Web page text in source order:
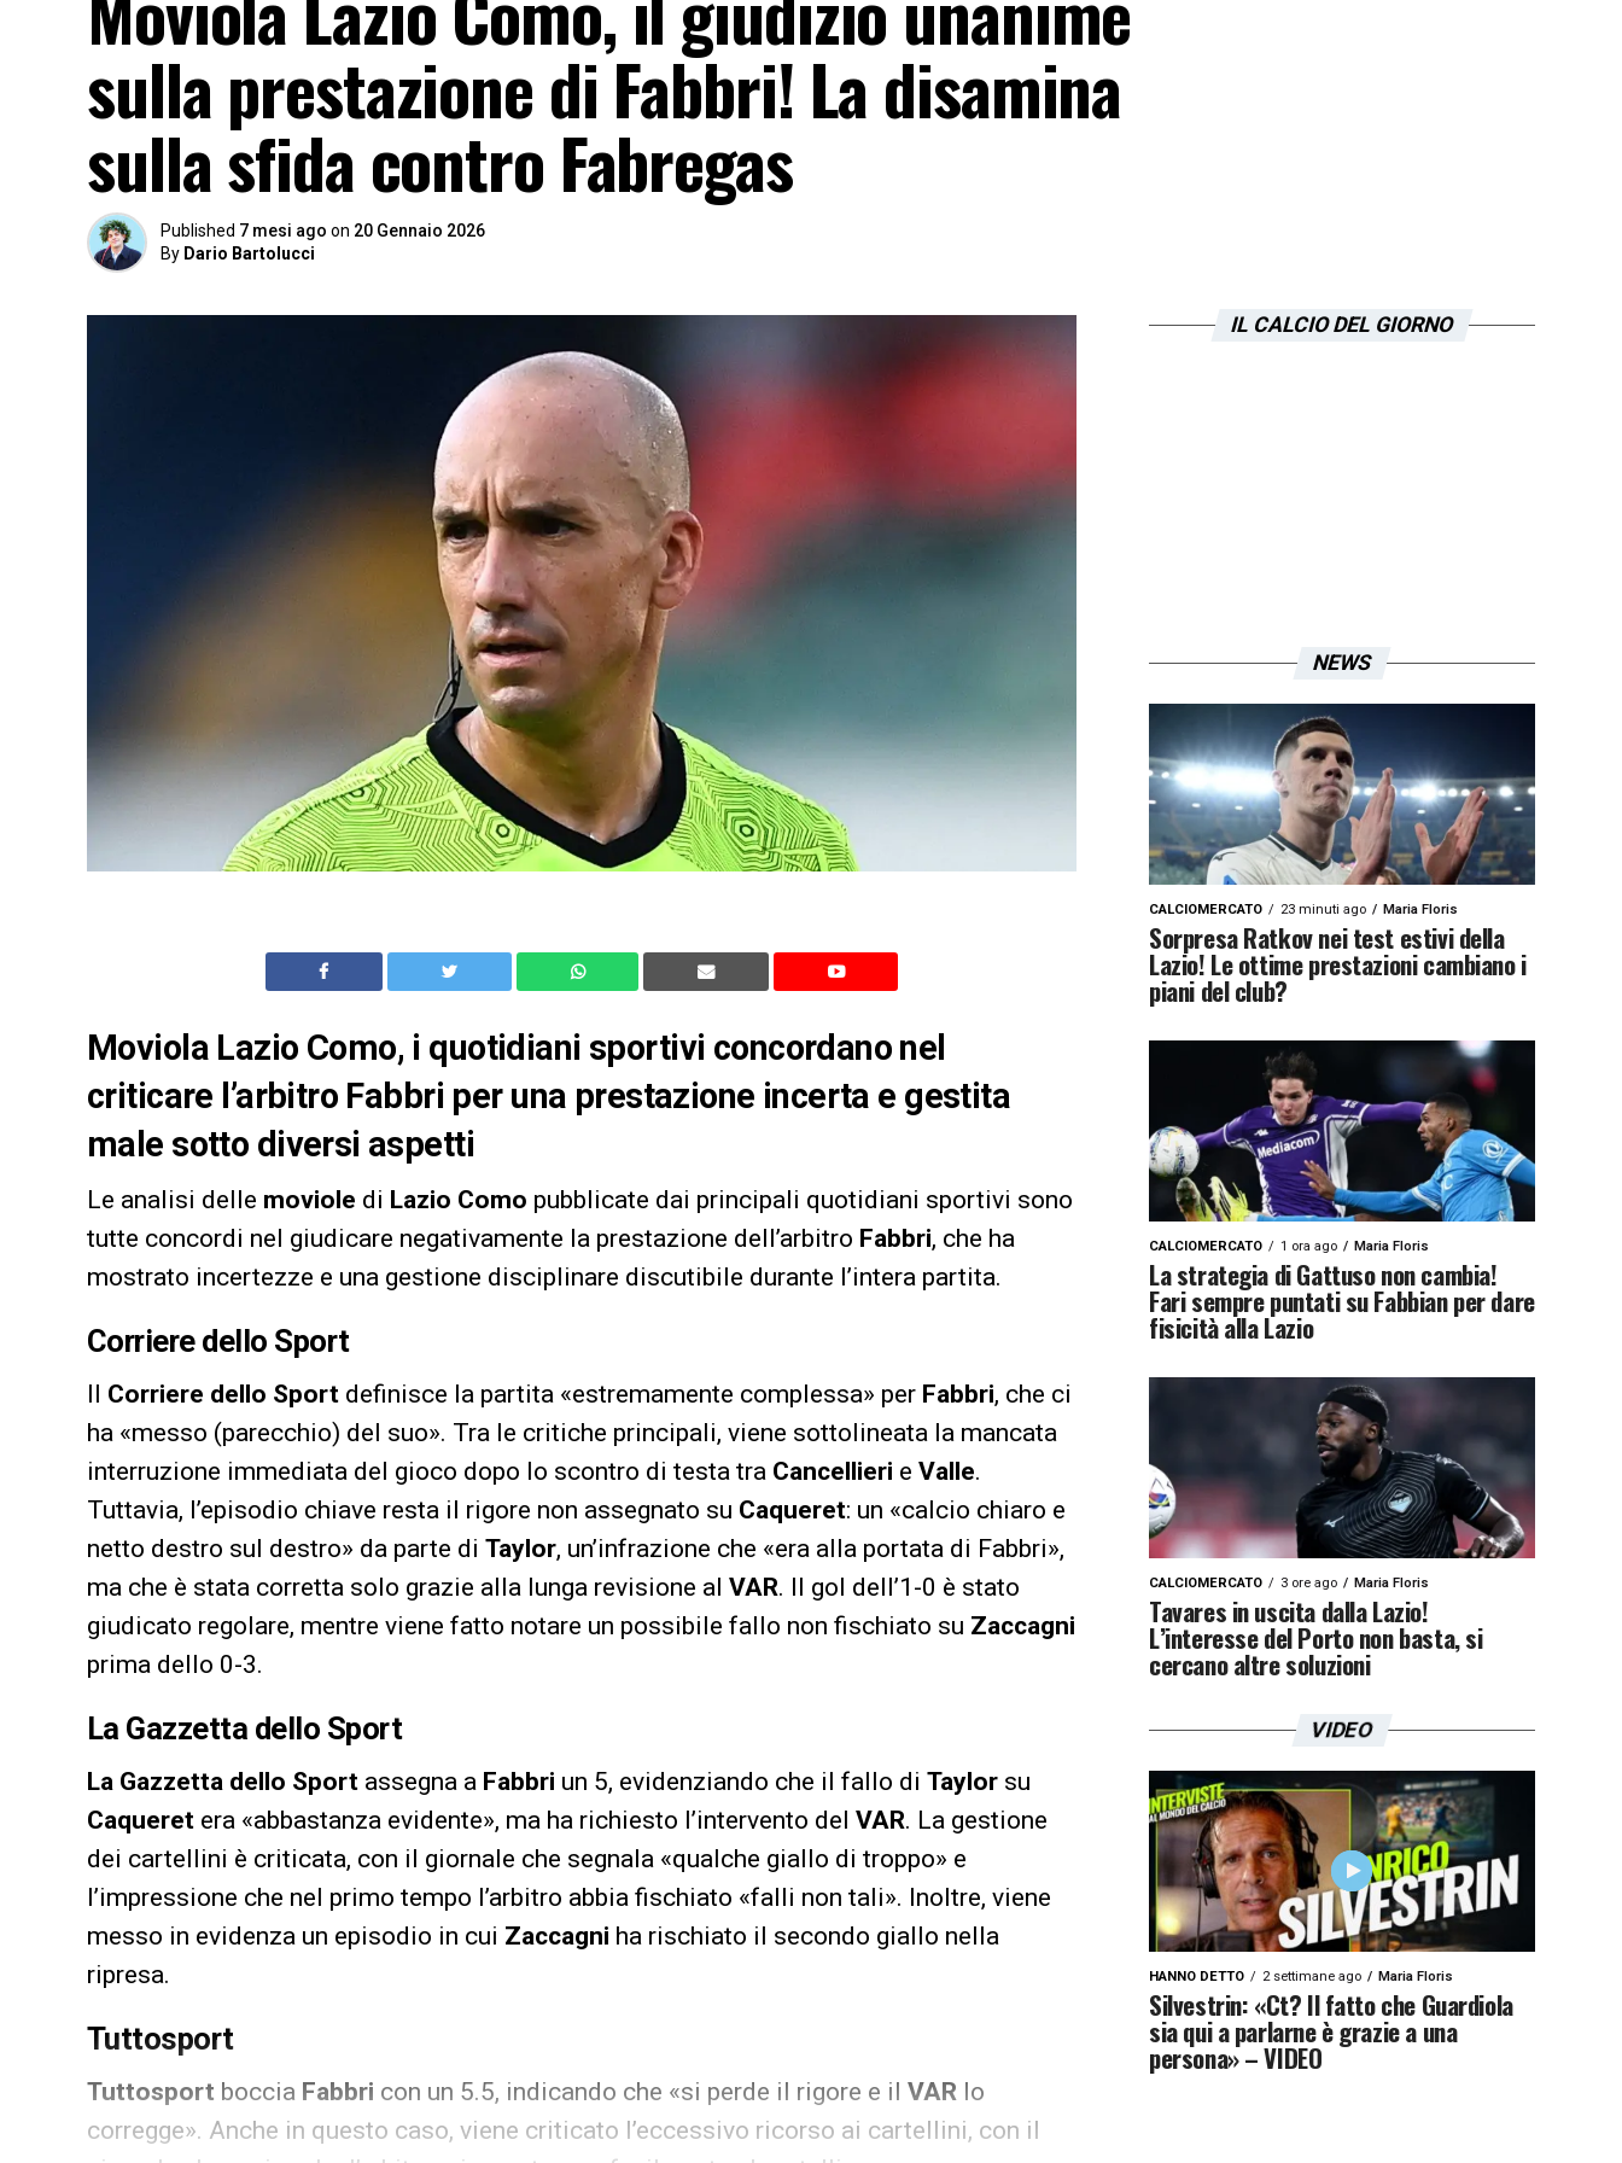
sulla prestazione di Fabbri! La disamina
sulla sfida contro Fabregas
Published 7 mesi ago on 20 Gennaio 2026
By Dario Bartolucci
Moviola Lazio Como, i quotidiani sportivi concordano nel
criticare l’arbitro Fabbri per una prestazione incerta e gestita
male sotto diversi aspetti
Le analisi delle moviole di Lazio Como pubblicate dai principali quotidiani sportivi sono
tutte concordi nel giudicare negativamente la prestazione dell’arbitro Fabbri, che ha
mostrato incertezze e una gestione disciplinare discutibile durante l’intera partita.
Corriere dello Sport
Il Corriere dello Sport definisce la partita «estremamente complessa» per Fabbri, che ci
ha «messo (parecchio) del suo». Tra le critiche principali, viene sottolineata la mancata
interruzione immediata del gioco dopo lo scontro di testa tra Cancellieri e Valle.
Tuttavia, l’episodio chiave resta il rigore non assegnato su Caqueret: un «calcio chiaro e
netto destro sul destro» da parte di Taylor, un’infrazione che «era alla portata di Fabbri»,
ma che è stata corretta solo grazie alla lunga revisione al VAR. Il gol dell’1-0 è stato
giudicato regolare, mentre viene fatto notare un possibile fallo non fischiato su Zaccagni
prima dello 0-3.
La Gazzetta dello Sport
La Gazzetta dello Sport assegna a Fabbri un 5, evidenziando che il fallo di Taylor su
Caqueret era «abbastanza evidente», ma ha richiesto l’intervento del VAR. La gestione
dei cartellini è criticata, con il giornale che segnala «qualche giallo di troppo» e
l’impressione che nel primo tempo l’arbitro abbia fischiato «falli non tali». Inoltre, viene
messo in evidenza un episodio in cui Zaccagni ha rischiato il secondo giallo nella
ripresa.
Tuttosport
Tuttosport boccia Fabbri con un 5.5, indicando che «si perde il rigore e il VAR lo
corregge». Anche in questo caso, viene criticato l’eccessivo ricorso ai cartellini, con il
IL CALCIO DEL GIORNO
NEWS
CALCIOMERCATO 23 minuti ago Maria Floris
Sorpresa Ratkov nei test estivi della
Lazio! Le ottime prestazioni cambiano i
piani del club?
CALCIOMERCATO 1 ora ago Maria Floris
La strategia di Gattuso non cambia!
Fari sempre puntati su Fabbian per dare
fisicità alla Lazio
CALCIOMERCATO 3 ore ago Maria Floris
Tavares in uscita dalla Lazio!
L’interesse del Porto non basta, si
cercano altre soluzioni
VIDEO
HANNO DETTO 2 settimane ago Maria Floris
Silvestrin: «Ct? Il fatto che Guardiola
sia qui a parlarne è grazie a una
persona» – VIDEO